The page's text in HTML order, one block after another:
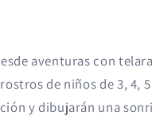
aventuras con
de niños de 3, 4, 5
y dibujarán una